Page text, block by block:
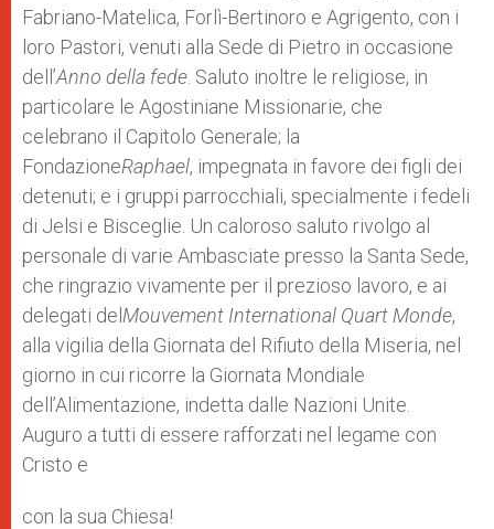
Fabriano-Matelica, Forlì-Bertinoro e Agrigento, con i
loro Pastori, venuti alla Sede di Pietro in occasione
dell’Anno della fede . Saluto inoltre le religiose, in
particolare le Agostiniane Missionarie, che
celebrano il Capitolo Generale; la
FondazioneRaphael, impegnata in favore dei figli dei
detenuti; e i gruppi parrocchiali, specialmente i fedeli
di Jelsi e Bisceglie. Un caloroso saluto rivolgo al
personale di varie Ambasciate presso la Santa Sede,
che ringrazio vivamente per il prezioso lavoro, e ai
delegati del Mouvement International Quart Monde,
alla vigilia della Giornata del Rifiuto della Miseria, nel
giorno in cui ricorre la Giornata Mondiale
dell’Alimentazione, indetta dalle Nazioni Unite.
Auguro a tutti di essere rafforzati nel legame con
Cristo e
con la sua Chiesa!